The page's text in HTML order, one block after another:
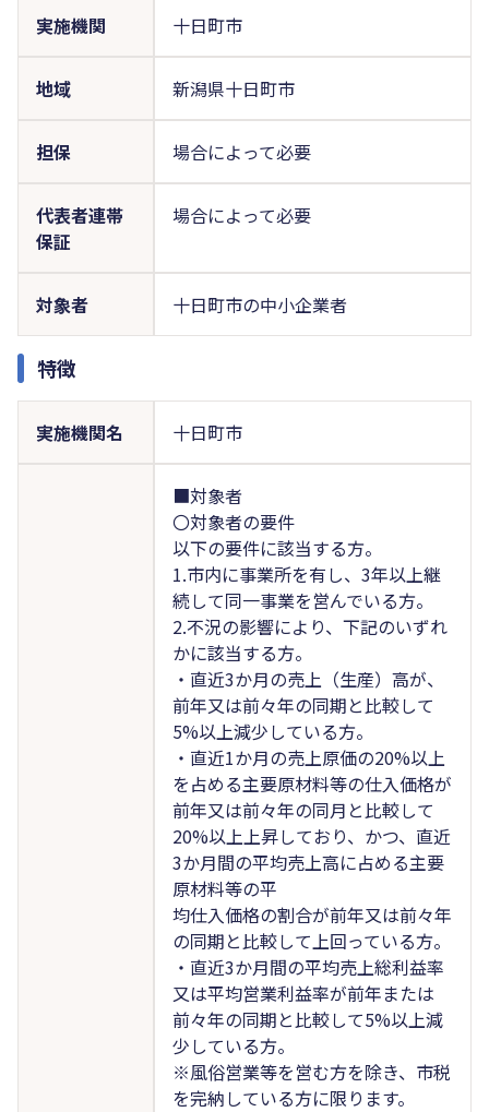
実施機関 十日町市
地域 新潟県十日町市
担保 場合によって必要
代表者連帯
保証
場合によって必要
対象者 十日町市の中小企業者
特徴
実施機関名 十日町市
■対象者
〇対象者の要件
以下の要件に該当する方。
1.市内に事業所を有し、3年以上継
続して同一事業を営んでいる方。
2.不況の影響により、下記のいずれ
かに該当する方。
・直近3か月の売上（生産）高が、
前年又は前々年の同期と比較して
5%以上減少している方。
・直近1か月の売上原価の20%以上
を占める主要原材料等の仕入価格が
前年又は前々年の同月と比較して
20%以上上昇しており、かつ、直近
3か月間の平均売上高に占める主要
原材料等の平
均仕入価格の割合が前年又は前々年
の同期と比較して上回っている方。
・直近3か月間の平均売上総利益率
又は平均営業利益率が前年または
前々年の同期と比較して5%以上減
少している方。
※風俗営業等を営む方を除き、市税
を完納している方に限ります。